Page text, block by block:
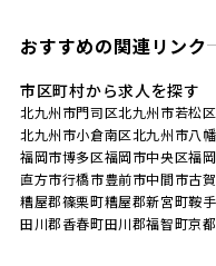
おすすめの関連リンク
市区町村から求人を探す
北九州市門司区北九州市若松区
北九州市小倉南区北九州市八
福岡市博多区福岡市中央区福
直方市行橋市豊前市中間市古
糟屋郡篠栗町糟屋郡新宮町鞍
田川郡香春町田川郡福智町京